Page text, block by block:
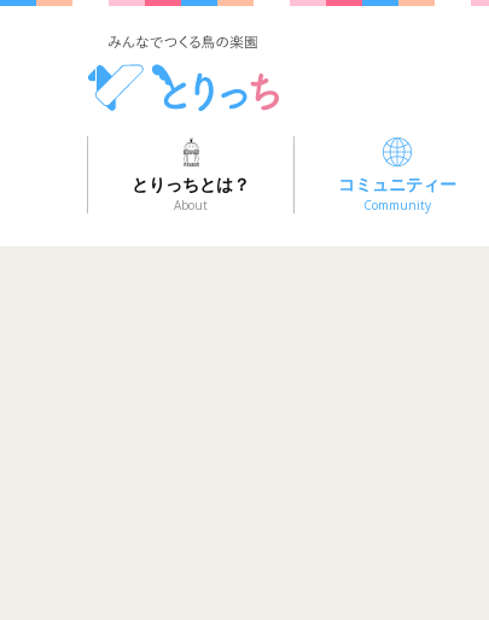
とりっちとは？
About
コミュニティー
Community